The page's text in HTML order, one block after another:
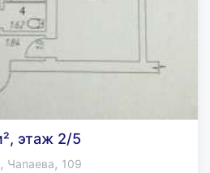
этаж 2/5
, Чапаева, 109